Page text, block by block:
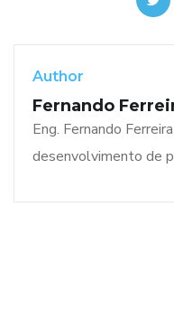
Author
Fernando
Eng. Fernando
desenvolvimento de